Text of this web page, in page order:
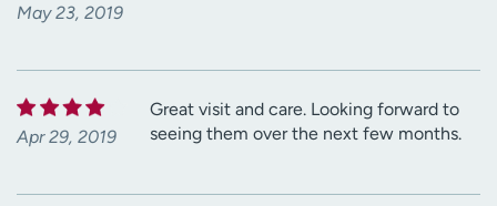
May 23, 2019
Apr 29, 2019
Great visit and care. Looking forward to
seeing them over the next few months.